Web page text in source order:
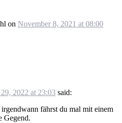
on November 8, 2021 at 08:00
2022 at 23:03 said:
fährst du mal mit einem
Gegend.